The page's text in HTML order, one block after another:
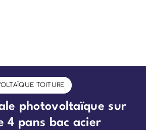
TOITURE
photovoltaïque sur
4 pans bac acier